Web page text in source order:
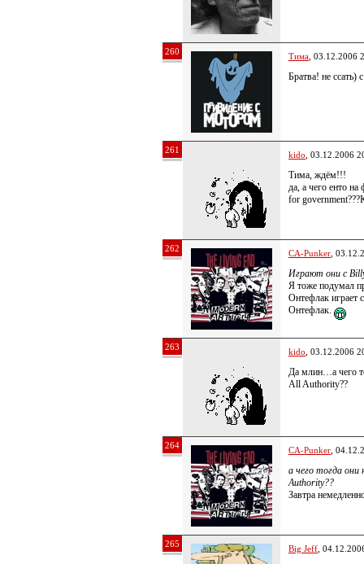
260 Тима , 03.12.2006
Братва! не ссать)
261 kido , 03.12.2006
Тима, ждём!!!
да, а чего енто
for
262 CA-Punker ,
Играют они с
Я тоже подумал
Онтефлак играет
Онтефлак.
263 kido , 03.12.2006
Да млин…а чего
All Authority??
264 CA-Punker ,
а чего тогда они
Authority??
Завтра
265 Big Jeff ,